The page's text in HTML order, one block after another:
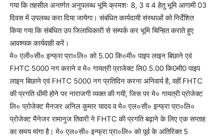
गया कि तहसील अन्तर्गत अनुपलब्ध भूमि क्रमशः 8, 3 व 4 हेतु भूमि आगामी 03
दिवस में उपलब्ध करा दिया जायेगा। संबंधित कार्यदायी संस्थाओं को निर्देशित
किया गया कि संबंधित उप जिलाधिकारी से सम्पर्क कर भूमि चिन्हित कराते हुए
आवश्यक कार्यवाही करें।
मे० एली०सी० इन्फ्रा प्रा०लि० को 5.00 कि०मी० पाइप लाइन बिछाने एवं
FHTC 5000 नग कराने व मे० गायत्री प्राजेक्ट लि0 5.00 कि0मी0 पाइप
लाइन बिछाने एवं FHTC 5000 नग प्रतिदिन करना अनिवार्य है, वहीं FHTC
की प्रगति धीमी होने पर नाराजगी व्यक्त की गयी, जिस पर मे० गायत्री प्रोजेक्ट
लि० प्रोजेक्ट मैनजर अनिल कुमार यादव व मे० एल०सी० इन्फ्रा प्रा०लि०
प्रोजेक्ट मैनेजर रामानुज तिवारी ने FHTC की प्रगति बढ़ाने के लिए एक सप्ताह
का समय मांगा है। मे० एल०सी० इन्फ्रा प्रा०लि० को पूर्व के अतिरिक्त 5